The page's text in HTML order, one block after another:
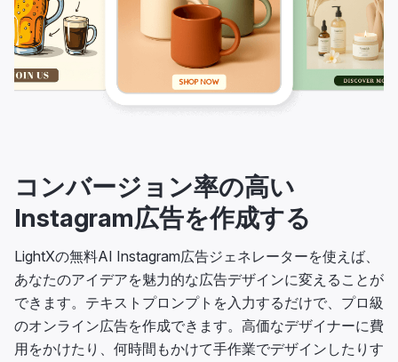
コンバージョン率の高い
Instagram広告を作成する
LightXの無料AI Instagram広告ジェネレーターを使えば、
あなたのアイデアを魅力的な広告デザインに変えることが
できます。テキストプロンプトを入力するだけで、プロ級
のオンライン広告を作成できます。高価なデザイナーに費
用をかけたり、何時間もかけて手作業でデザインしたりす